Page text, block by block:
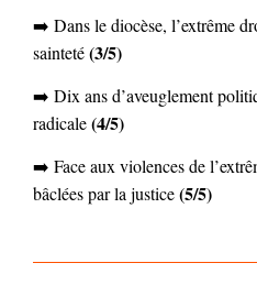
➡️ Dans le diocèse, l’extrême
sainteté(3/5)
➡️ Dix ans d’aveuglement
radicale(4/5)
➡️ Face aux violences de
bâclées par la justice(5/5)